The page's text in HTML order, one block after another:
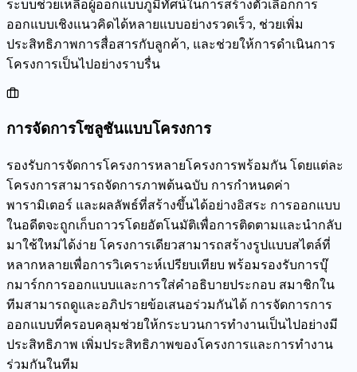
ระบบช่วยเหลือผู้ออกแบบภูมิทัศน์ในการสร้างตัวเลือกการ
ออกแบบเชิงแนวคิดได้หลายแบบอย่างรวดเร็ว, ช่วยเพิ่ม
ประสิทธิภาพการสื่อสารกับลูกค้า, และช่วยให้การดำเนินการ
โครงการเป็นไปอย่างราบรื่น
การจัดการโซลูชันแบบโครงการ
รองรับการจัดการโครงการหลายโครงการพร้อมกัน โดยแต่ละ
โครงการสามารถจัดการภาพต้นฉบับ การกำหนดค่า
พารามิเตอร์ และผลลัพธ์ที่สร้างขึ้นได้อย่างอิสระ การออกแบบ
ในอดีตจะถูกเก็บถาวรโดยอัตโนมัติเพื่อการติดตามและนำกลับ
มาใช้ใหม่ได้ง่าย โครงการเดียวสามารถสร้างรูปแบบสไตล์ที่
หลากหลายเพื่อการวิเคราะห์เปรียบเทียบ พร้อมรองรับการบุ๊
กมาร์กการออกแบบและการใส่คำอธิบายประกอบ สมาชิกใน
ทีมสามารถดูและอภิปรายข้อเสนอร่วมกันได้ การจัดการการ
ออกแบบที่ครอบคลุมช่วยให้กระบวนการทำงานเป็นไปอย่างมี
ประสิทธิภาพ เพิ่มประสิทธิภาพของโครงการและการทำงาน
ร่วมกันในทีม